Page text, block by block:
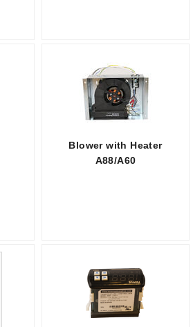
Blower with Heater
A88/A60